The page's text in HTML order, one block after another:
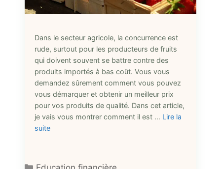
Dans le secteur agricole, la concurrence est
rude, surtout pour les producteurs de fruits
qui doivent souvent se battre contre des
produits importés à bas coût. Vous vous
demandez sûrement comment vous pouvez
vous démarquer et obtenir un meilleur prix
pour vos produits de qualité. Dans cet article,
je vais vous montrer comment il est … Lire la
suite
Catégories